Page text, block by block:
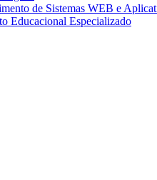
de Sistemas WEB e
Educacional Especializado